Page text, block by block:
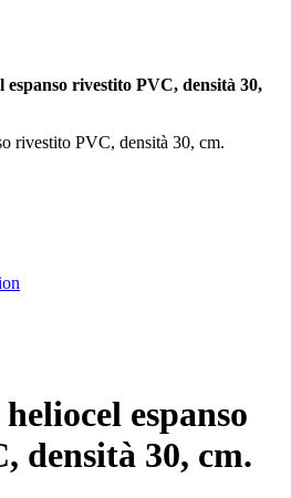
espanso rivestito PVC, densità 30,
rivestito PVC, densità 30, cm.
espanso
densità 30, cm.